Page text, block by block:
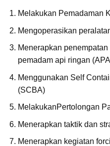
Melakukan Pemadaman
Mengoperasikan
Menerapkan
pemadam api ringan
Menggunakan Self
(SCBA)
MelakukanPertolongan
Menerapkan taktik dan
Menerapkan kegiatan